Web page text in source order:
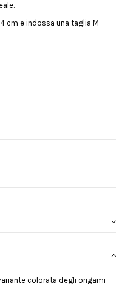
cm e indossa una taglia M
colorata degli origami